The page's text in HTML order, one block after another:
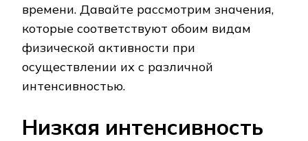
времени. Давайте рассмотрим значения,
которые соответствуют обоим видам
физической активности при
осуществлении их с различной
интенсивностью.
Низкая интенсивность